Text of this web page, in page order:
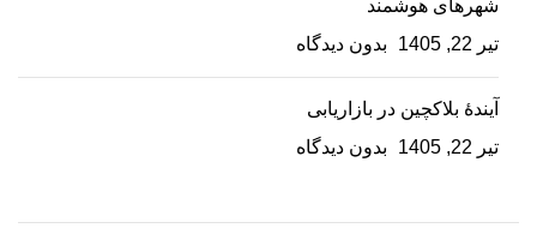
شهرهای هوشمند
تیر 22, 1405
بدون دیدگاه
آیندۀ بلاکچین در بازاریابی
تیر 22, 1405
بدون دیدگاه